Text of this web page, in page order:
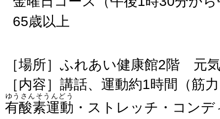
65歳以上
［場所］ふれあい健康館2階 元
［内容］講話、運動約1時間（筋
有酸素運動
ゆうさんそうんどう
・ストレッチ・コン